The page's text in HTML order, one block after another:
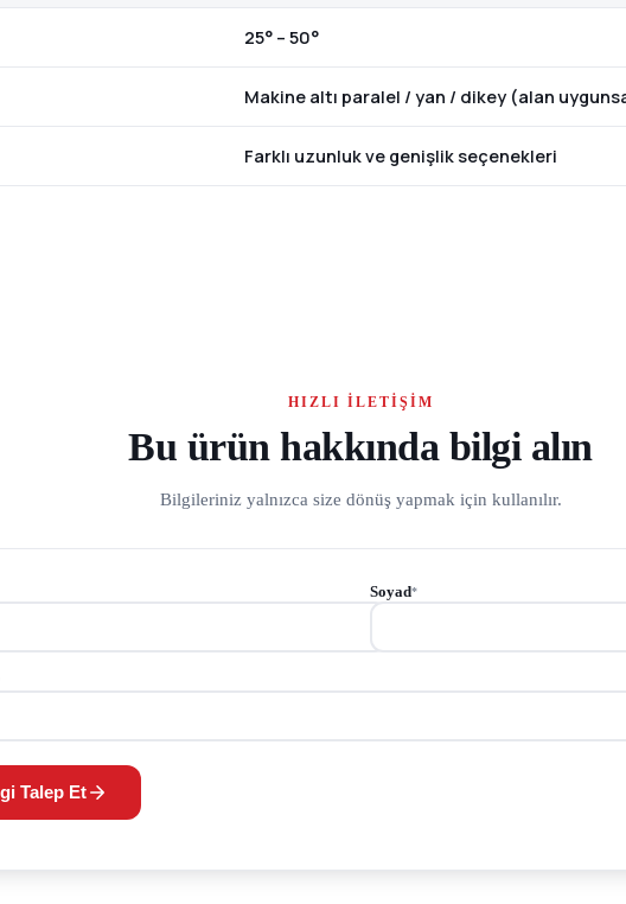
25° – 50°
Makine altı paralel / yan / dikey (alan
Farklı uzunluk ve genişlik seçenekleri
HIZLI İLETIŞIM
Bu ürün hakkında bilgi alın
Bilgileriniz yalnızca size dönüş yapmak için kullanılır.
Soyad*
Talep Et